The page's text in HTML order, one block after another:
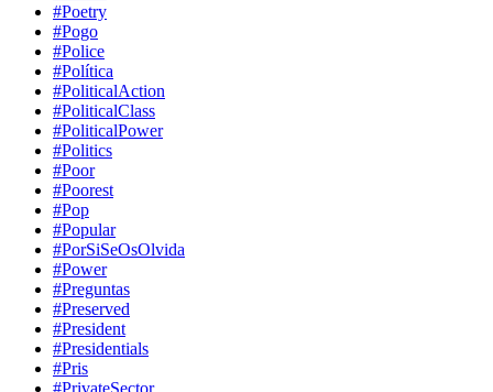
#Poetry
#Pogo
#Police
#Política
#PoliticalAction
#PoliticalClass
#PoliticalPower
#Politics
#Poor
#Poorest
#Pop
#Popular
#PorSiSeOsOlvida
#Power
#Preguntas
#Preserved
#President
#Presidentials
#Pris